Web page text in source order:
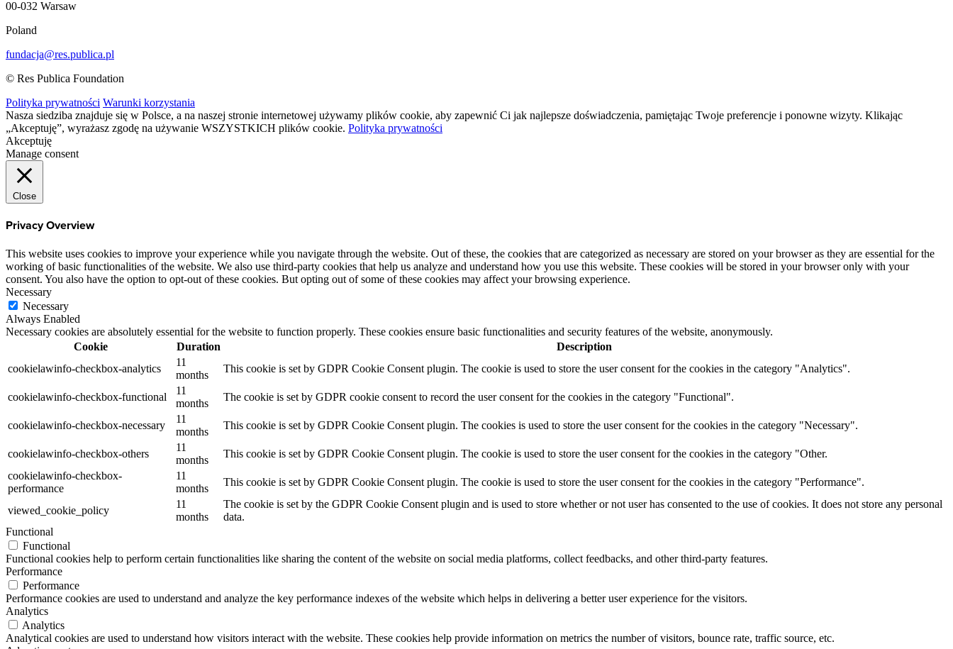
00-032 Warsaw
Poland
fundacja@res.publica.pl
© Res Publica Foundation
Polityka prywatności Warunki korzystania
Nasza siedziba znajduje się w Polsce, a na naszej stronie internetowej używamy plików cookie, aby zapewnić Ci jak najlepsze doświadczenia, pamiętając Twoje preferencje i ponowne wizyty. Klikając
„Akceptuję”, wyrażasz zgodę na używanie WSZYSTKICH plików cookie. Polityka prywatności
Akceptuję
Manage consent
Close
Privacy Overview
This website uses cookies to improve your experience while you navigate through the website. Out of these, the cookies that are categorized as necessary are stored on your browser as they are essential for the
working of basic functionalities of the website. We also use third-party cookies that help us analyze and understand how you use this website. These cookies will be stored in your browser only with your
consent. You also have the option to opt-out of these cookies. But opting out of some of these cookies may affect your browsing experience.
Necessary
Necessary
Always Enabled
Necessary cookies are absolutely essential for the website to function properly. These cookies ensure basic functionalities and security features of the website, anonymously.
Cookie
Duration
Description
cookielawinfo-checkbox-analytics
11
months
This cookie is set by GDPR Cookie Consent plugin. The cookie is used to store the user consent for the cookies in the category "Analytics".
cookielawinfo-checkbox-functional
11
months
The cookie is set by GDPR cookie consent to record the user consent for the cookies in the category "Functional".
cookielawinfo-checkbox-necessary
11
months
This cookie is set by GDPR Cookie Consent plugin. The cookies is used to store the user consent for the cookies in the category "Necessary".
cookielawinfo-checkbox-others
11
months
This cookie is set by GDPR Cookie Consent plugin. The cookie is used to store the user consent for the cookies in the category "Other.
cookielawinfo-checkbox-
performance
11
months
This cookie is set by GDPR Cookie Consent plugin. The cookie is used to store the user consent for the cookies in the category "Performance".
viewed_cookie_policy
11
months
The cookie is set by the GDPR Cookie Consent plugin and is used to store whether or not user has consented to the use of cookies. It does not store any personal
data.
Functional
Functional
Functional cookies help to perform certain functionalities like sharing the content of the website on social media platforms, collect feedbacks, and other third-party features.
Performance
Performance
Performance cookies are used to understand and analyze the key performance indexes of the website which helps in delivering a better user experience for the visitors.
Analytics
Analytics
Analytical cookies are used to understand how visitors interact with the website. These cookies help provide information on metrics the number of visitors, bounce rate, traffic source, etc.